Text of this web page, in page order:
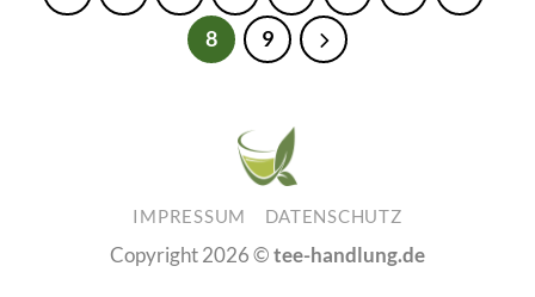
8
9
IMPRESSUM DATENSCHUTZ
Copyright 2026 ©tee-handlung.de